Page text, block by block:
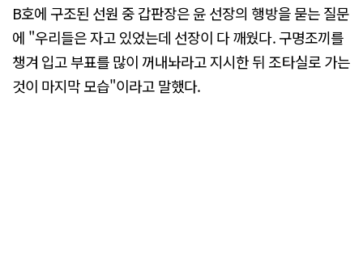
B호에 구조된 선원 중 갑판장은 윤 선장의 행방을 묻는 질문
에 "우리들은 자고 있었는데 선장이 다 깨웠다. 구명조끼를
챙겨 입고 부표를 많이 꺼내놔라고 지시한 뒤 조타실로 가는
것이 마지막 모습"이라고 말했다.